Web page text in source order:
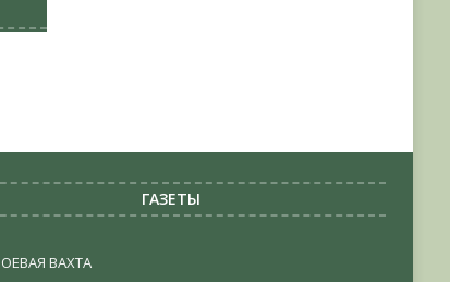
ГАЗЕТЫ
ВАХТА